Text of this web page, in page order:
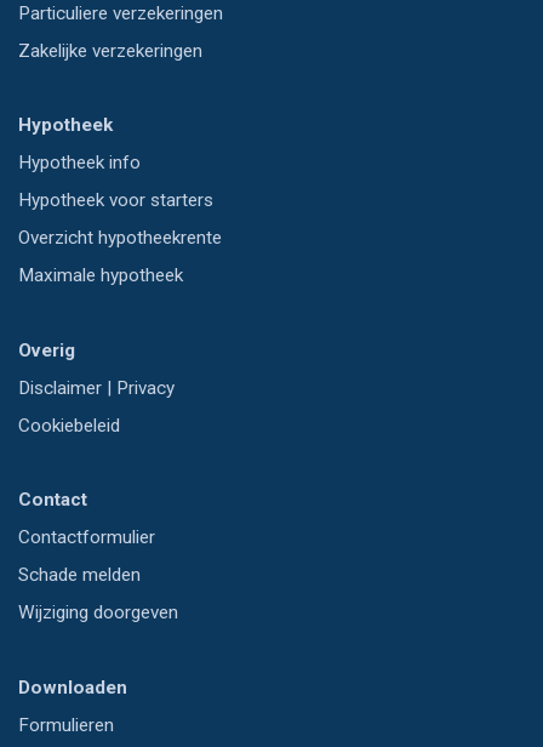
Particuliere verzekeringen
Zakelijke verzekeringen
Hypotheek
Hypotheek info
Hypotheek voor starters
Overzicht hypotheekrente
Maximale hypotheek
Overig
Disclaimer | Privacy
Cookiebeleid
Contact
Contactformulier
Schade melden
Wijziging doorgeven
Downloaden
Formulieren